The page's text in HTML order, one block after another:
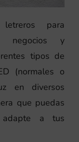
para
negocios y
tipos de
(normales o
en diversos
que puedas
a tus